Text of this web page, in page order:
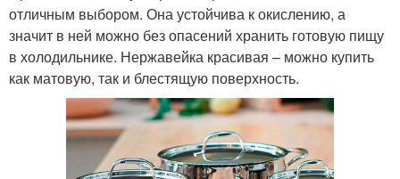
отличным выбором. Она устойчива к окислению, а
значит в ней можно без опасений хранить готовую пищу
в холодильнике. Нержавейка красивая – можно купить
как матовую, так и блестящую поверхность.